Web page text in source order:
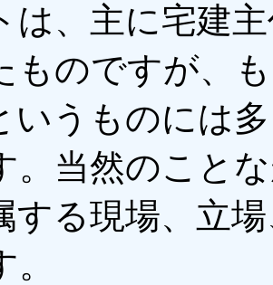
は、主に宅建
ものですが、
いうものには
。当然のこと
する現場、立